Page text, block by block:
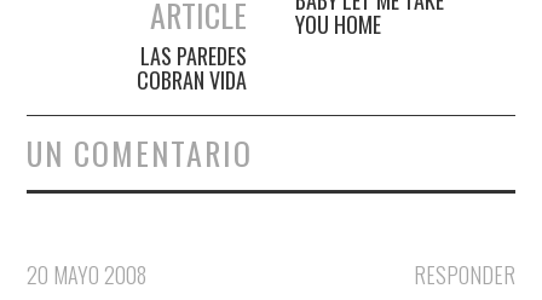
ARTICLE
LAS PAREDES
COBRAN VIDA
YOU HOME
UN COMENTARIO
RESPONDER
20 MAYO 2008